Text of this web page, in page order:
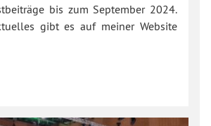
bis zum September 2024.
gibt es auf meiner Website